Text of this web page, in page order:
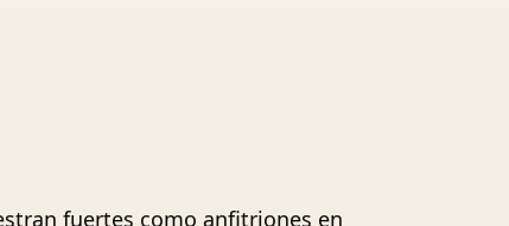
fuertes como anfitriones en